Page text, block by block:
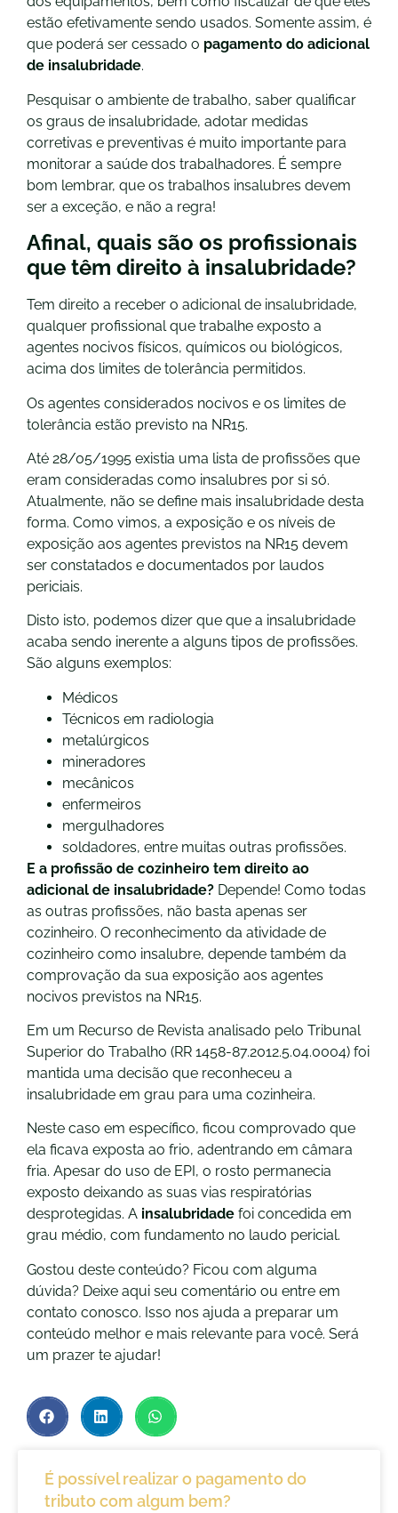
estão efetivamente sendo usados. Somente assim, é
que poderá ser cessado o pagamento do adicional
de insalubridade.
Pesquisar o ambiente de trabalho, saber qualificar
os graus de insalubridade, adotar medidas
corretivas e preventivas é muito importante para
monitorar a saúde dos trabalhadores. É sempre
bom lembrar, que os trabalhos insalubres devem
ser a exceção, e não a regra!
Afinal, quais são os profissionais
que têm direito à insalubridade?
Tem direito a receber o adicional de insalubridade,
qualquer profissional que trabalhe exposto a
agentes nocivos físicos, químicos ou biológicos,
acima dos limites de tolerância permitidos.
Os agentes considerados nocivos e os limites de
tolerância estão previsto na NR15.
Até 28/05/1995 existia uma lista de profissões que
eram consideradas como insalubres por si só.
Atualmente, não se define mais insalubridade desta
forma. Como vimos, a exposição e os níveis de
exposição aos agentes previstos na NR15 devem
ser constatados e documentados por laudos
periciais.
Disto isto, podemos dizer que que a insalubridade
acaba sendo inerente a alguns tipos de profissões.
São alguns exemplos:
Médicos
Técnicos em radiologia
metalúrgicos
mineradores
mecânicos
enfermeiros
mergulhadores
soldadores, entre muitas outras profissões.
E a profissão de cozinheiro tem direito ao
adicional de insalubridade? Depende! Como todas
as outras profissões, não basta apenas ser
cozinheiro. O reconhecimento da atividade de
cozinheiro como insalubre, depende também da
comprovação da sua exposição aos agentes
nocivos previstos na NR15.
Em um Recurso de Revista analisado pelo Tribunal
Superior do Trabalho (RR 1458-87.2012.5.04.0004) foi
mantida uma decisão que reconheceu a
insalubridade em grau para uma cozinheira.
Neste caso em específico, ficou comprovado que
ela ficava exposta ao frio, adentrando em câmara
fria. Apesar do uso de EPI, o rosto permanecia
exposto deixando as suas vias respiratórias
desprotegidas. A insalubridade foi concedida em
grau médio, com fundamento no laudo pericial.
Gostou deste conteúdo? Ficou com alguma
dúvida? Deixe aqui seu comentário ou entre em
contato conosco. Isso nos ajuda a preparar um
conteúdo melhor e mais relevante para você. Será
um prazer te ajudar!
É possível realizar o pagamento do
tributo com algum bem?